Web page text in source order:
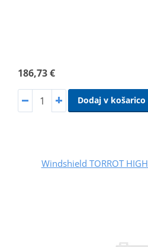
186,73 €
Dodaj v košarico
Windshield TORROT